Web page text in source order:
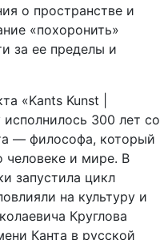
о пространстве и
«похоронить»
за ее пределы и
«Kants Kunst |
300 лет со
— философа, который
человеке и мире. В
запустила цикл
на культуру и
Круглова
Канта в русской